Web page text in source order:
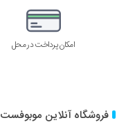
امکان پرداخت در محل
فروشگاه آنلاین موبوفست